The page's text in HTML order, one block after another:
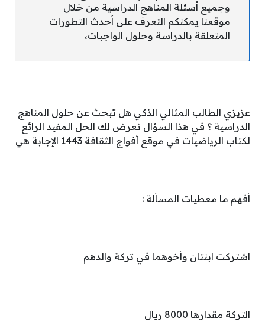
وجميع أسئلة المناهج الدراسية من خلال
موقعنا يمكنكم التعرف على أحدث التطورات
المتعلقة بالدراسة وحلول الواجبات،
عزيزي الطالب المثالي الذكي هل تبحث عن حلول المناهج
الدراسية ؟ في هذا السؤال نعرض لك الحل المفيد الرائع
لكتاب الرياضيات في موقع أفواج الثقافة 1443 الإجابة هي
أفهم ما معطيات المسألة :
اشتركت ابنتان وأخوهما في تركة والدهم
التركة مقدارها 8000 ريال